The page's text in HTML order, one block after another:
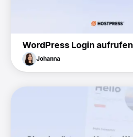
WordPress Login aufrufen
Johanna